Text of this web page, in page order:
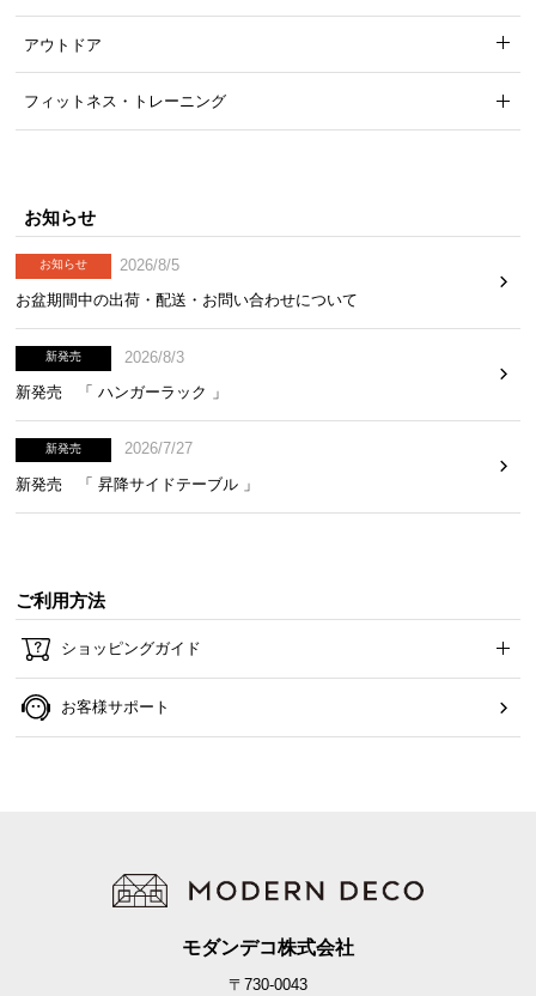
UVカット加工を施しているので、日差しの中でも長
時間品質が守られます。
安全に配慮した滑り止め
各々の脚部調整部分には滑りに強いゴムを採用して
アウトドア
フィットネス・トレーニング
お知らせ
お知らせ
2026/8/5
お盆期間中の出荷・配送・お問い合わせについて
新発売
2026/8/3
新発売 「 ハンガーラック 」
新発売
2026/7/27
新発売 「 昇降サイドテーブル 」
ご利用方法
ショッピングガイド
お客様サポート
モダンデコ株式会社
〒730-0043